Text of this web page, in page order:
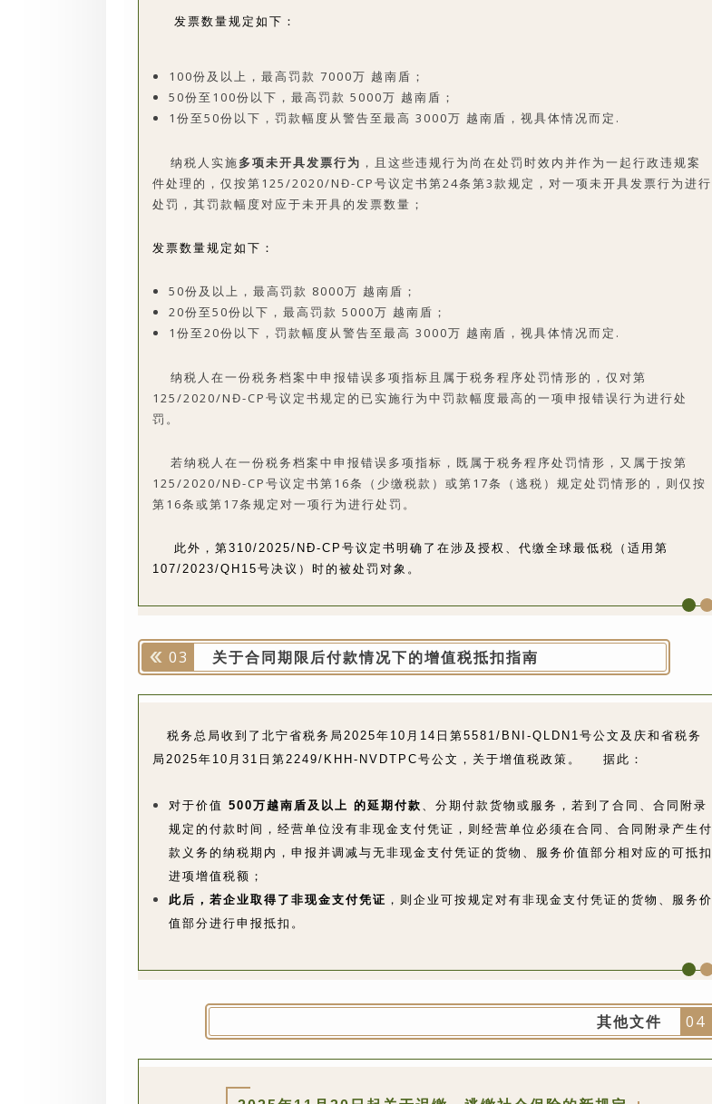
发票数量规定如下：
100份及以上，最高罚款 7000万 越南盾；
50份至100份以下，最高罚款 5000万 越南盾；
1份至50份以下，罚款幅度从警告至最高 3000万 越南盾，视具体情况而定.
纳税人实施多项未开具发票行为 ，且这些违规行为尚在处罚时效内并作为一起行政违规案
件处理的，仅按第125/2020/NĐ-CP号议定书第24条第3款规定，对一项未开具发票行为进行
处罚，其罚款幅度对应于未开具的发票数量；
发票数量规定如下：
50份及以上，最高罚款 8000万 越南盾；
20份至50份以下，最高罚款 5000万 越南盾；
1份至20份以下，罚款幅度从警告至最高 3000万 越南盾，视具体情况而定.
纳税人在一份税务档案中申报错误多项指标且属于税务程序处罚情形的，仅对第
125/2020/NĐ-CP号议定书规定的已实施行为中罚款幅度最高的一项申报错误行为进行处
罚。
若纳税人在一份税务档案中申报错误多项指标，既属于税务程序处罚情形，又属于按第
125/2020/NĐ-CP号议定书第16条（少缴税款）或第17条（逃税）规定处罚情形的，则仅按
第16条或第17条规定对一项行为进行处罚。
此外，第310/2025/NĐ-CP号议定书明确了在涉及授权、代缴全球最低税（适用第
107/2023/QH15号决议）时的被处罚对象。
03 关于合同期限后付款情况下的增值税抵扣指南
税务总局收到了北宁省税务局2025年10月14日第5581/BNI-QLDN1号公文及庆和省税务
局2025年10月31日第2249/KHH-NVDTPC号公文，关于增值税政策。
据此：
对于价值 500万越南盾及以上 的延期付款
、分期付款货物或服务，若到了合同、合同附录
规定的付款时间，经营单位没有非现金支付凭证，则经营单位必须在合同、合同附录产生付
款义务的纳税期内，申报并调减与无非现金支付凭证的货物、服务价值部分相对应的可抵扣
进项增值税额；
此后，若企业取得了非现金支付凭证 ，则企业可按规定对有非现金支付凭证的货物、服务价
值部分进行申报抵扣。
其他文件 04